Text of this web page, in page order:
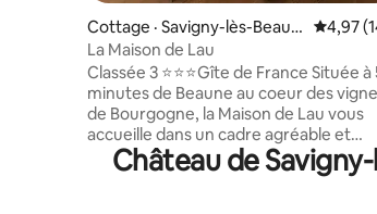
Cottage · Savigny-lès-Beaun
e
Note
4,97
La Maison de Lau
Classée 3 ⭐️⭐️⭐️Gîte de France Située à 5
minutes de Beaune au coeur des
de Bourgogne, la Maison de Lau vous
accueille dans un cadre agréable et
chaleureux. Venez découvrir ma belle
demeure de pierre vigneronne 1850 sur
Château de